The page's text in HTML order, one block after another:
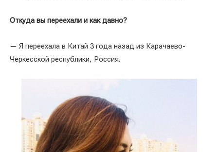
Откуда вы переехали и как давно?
— Я переехала в Китай 3 года назад из Карачаево-
Черкесской республики, Россия.